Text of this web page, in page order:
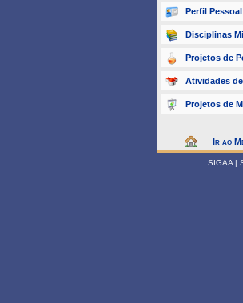
Perfil Pessoal
Disciplinas
Projetos de
Atividades
Projetos de
Ir ao
SIGAA |